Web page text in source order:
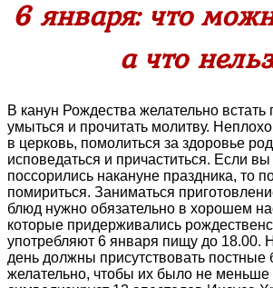
6 января: что
а что
В канун Рождества желательно
умыться и прочитать молитву.
в церковь, помолиться за здоровье
исповедаться и причаститься. Если вы
поссорились накануне праздника, то
помириться. Заниматься
блюд нужно обязательно в хорошем
которые придерживались
употребляют 6 января пищу до 18.00.
день должны присутствовать постные
желательно, чтобы их было не меньше